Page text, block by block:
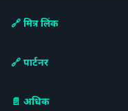
🔗 मित्र लिंक
🔗 पार्टनर
📄 अधिक